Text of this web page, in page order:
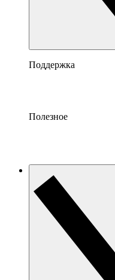
Поддержка
Полезное